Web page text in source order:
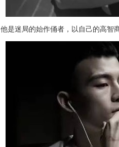
他是迷局的始作俑者，以自己的高智